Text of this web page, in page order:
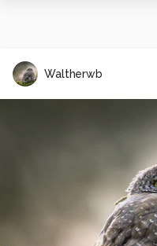
Waltherwb